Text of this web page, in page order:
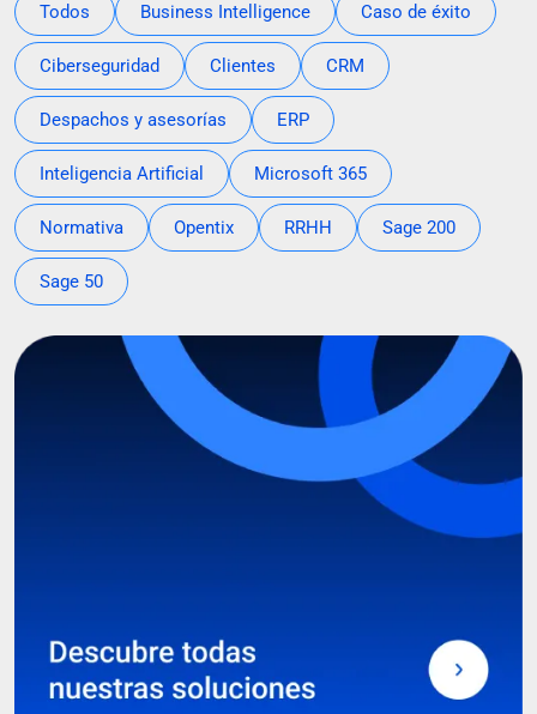
Todos Business Intelligence Caso de éxito
Ciberseguridad Clientes CRM
Despachos y asesorías ERP
Inteligencia Artificial Microsoft 365
Normativa Opentix RRHH Sage 200
Sage 50